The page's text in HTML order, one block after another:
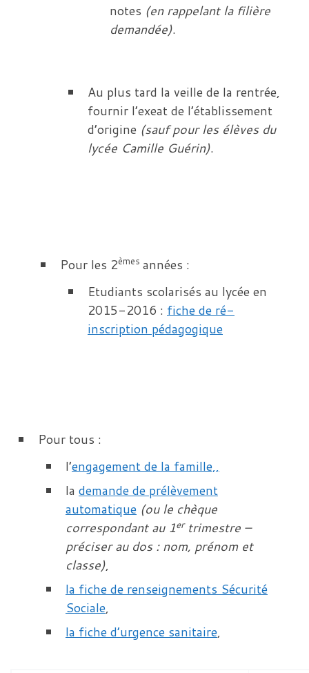
notes (en rappelant la filière
demandée).
Au plus tard la veille de la rentrée,
fournir l’exeat de l’établissement
d’origine (sauf pour les élèves du
lycée Camille Guérin).
Pour les 2èmes années :
Etudiants scolarisés au lycée en
2015-2016 : fiche de ré-
inscription pédagogique
Pour tous :
l’engagement de la famille,,
la demande de prélèvement
automatique (ou le chèque
correspondant au 1ertrimestre –
préciser au dos : nom, prénom et
classe),
la fiche de renseignements Sécurité
Sociale,
la fiche d’urgence sanitaire,